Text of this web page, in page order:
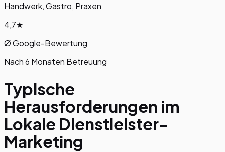
Handwerk, Gastro, Praxen
4,7★
Ø Google-Bewertung
Nach 6 Monaten Betreuung
Typische
Herausforderungen im
Lokale Dienstleister-
Marketing